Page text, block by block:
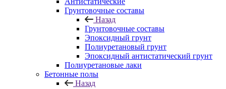
Грунтовочные составы
Назад
Грунтовочные составы
Эпоксидный грунт
Полиуретановый грунт
Эпоксидный антистатический грунт
Полиуретановые лаки
Бетонные полы
Назад